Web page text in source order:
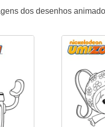
dos desenhos